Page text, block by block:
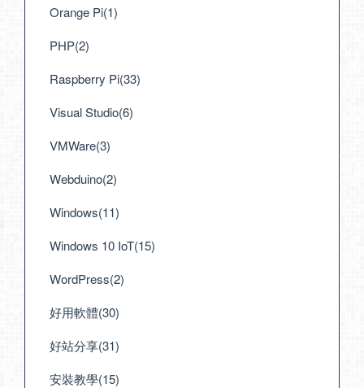
Orange Pi(1)
PHP(2)
Raspberry Pi(33)
Visual Studio(6)
VMWare(3)
Webduino(2)
Windows(11)
Windows 10 IoT(15)
WordPress(2)
好用軟體(30)
好站分享(31)
安裝教學(15)